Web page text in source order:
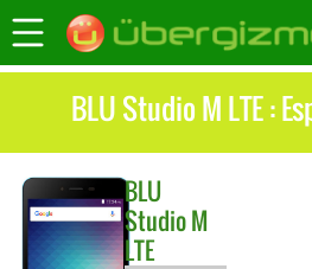
BLU Studio M LTE :
BLU
Studio M
LTE